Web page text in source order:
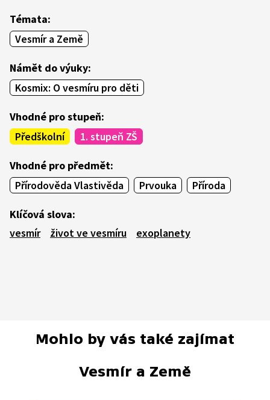
Témata:
Vesmír a Země
Námět do výuky:
Kosmix: O vesmíru pro děti
Vhodné pro stupeň:
Předškolní
1. stupeň ZŠ
Vhodné pro předmět:
Přírodověda Vlastivěda
Prvouka Příroda
Klíčová slova:
vesmír
život ve vesmíru exoplanety
Mohlo by vás také zajímat
Vesmír a Země